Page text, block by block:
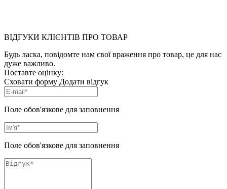
ВІДГУКИ КЛІЄНТІВ ПРО ТОВАР
Будь ласка, повідомте нам свої враження про товар, це для нас
дуже важливо.
Поставте оцінку:
Сховати форму Додати відгук
Поле обов'язкове для заповнення
Поле обов'язкове для заповнення